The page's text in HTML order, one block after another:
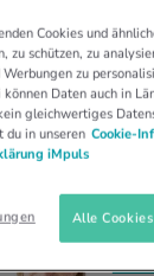
intensiven
Intensität oder
Haut stärker
Durchblutung
um Bewegung für
besser.
Cookies und
zu schützen, zu
zu
Daten auch in
gleichwertiges
du in unseren Cookie-
iMpuls
Alle